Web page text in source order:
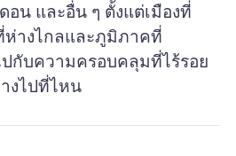
อน และอื่น ๆ ตั้งแต่เมืองที่
ห่างไกลและภูมิภาคที่
กับความครอบคลุมที่ไร้รอย
งไปที่ไหน